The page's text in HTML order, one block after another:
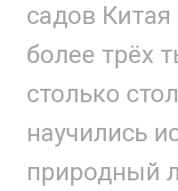
садов
более трёх
столько
научились
природный